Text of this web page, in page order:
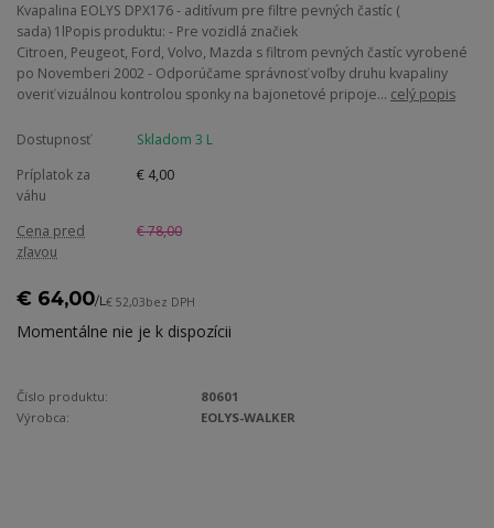
Kvapalina EOLYS DPX176 - aditívum pre filtre pevných častíc (
sada) 1lPopis produktu: - Pre vozidlá značiek
Citroen, Peugeot, Ford, Volvo, Mazda s filtrom pevných častíc vyrobené
po Novemberi 2002 - Odporúčame správnosť voľby druhu kvapaliny
overiť vizuálnou kontrolou sponky na bajonetové pripoje... celý popis
Dostupnosť
Skladom 3 L
Príplatok za
váhu
€ 4,00
Cena pred
zľavou
€ 78,00
€ 64,00/L€ 52,03bez DPH
Momentálne nie je k dispozícii
Číslo produktu:
80601
Výrobca:
EOLYS-WALKER